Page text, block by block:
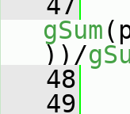
gSum
))/
   48
   49